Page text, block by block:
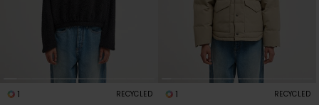
1 RECYCLED 1 RECYCLED